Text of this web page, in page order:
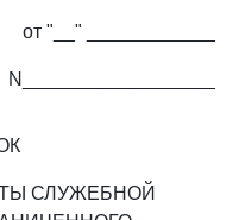
от "__" ____________
N__________________
СЛУЖЕБНОЙ